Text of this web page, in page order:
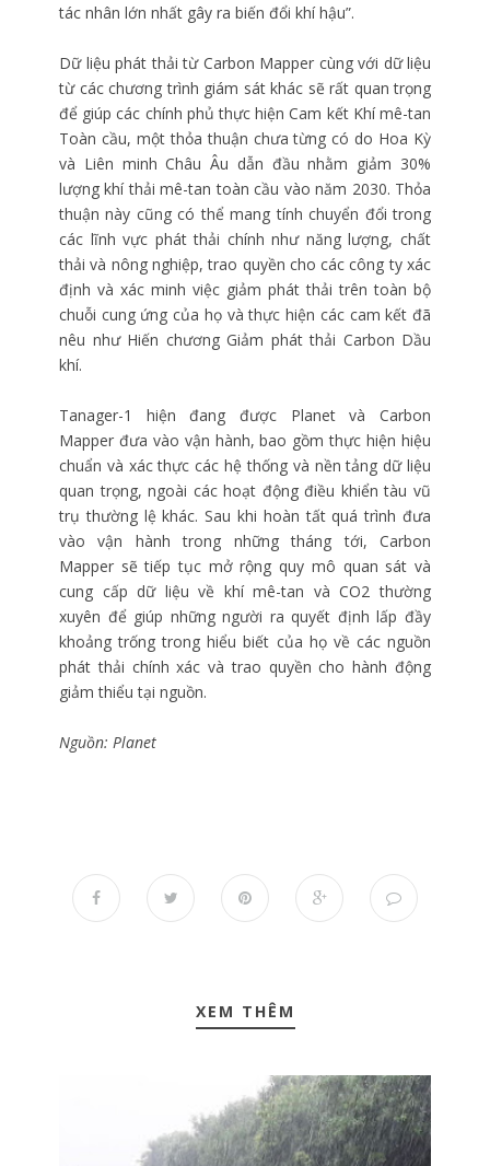
tác nhân lớn nhất gây ra biến đổi khí hậu”.
Dữ liệu phát thải từ Carbon Mapper cùng với dữ liệu
từ các chương trình giám sát khác sẽ rất quan trọng
để giúp các chính phủ thực hiện Cam kết Khí mê-tan
Toàn cầu, một thỏa thuận chưa từng có do Hoa Kỳ
và Liên minh Châu Âu dẫn đầu nhằm giảm 30%
lượng khí thải mê-tan toàn cầu vào năm 2030. Thỏa
thuận này cũng có thể mang tính chuyển đổi trong
các lĩnh vực phát thải chính như năng lượng, chất
thải và nông nghiệp, trao quyền cho các công ty xác
định và xác minh việc giảm phát thải trên toàn bộ
chuỗi cung ứng của họ và thực hiện các cam kết đã
nêu như Hiến chương Giảm phát thải Carbon Dầu
khí.
Tanager-1 hiện đang được Planet và Carbon
Mapper đưa vào vận hành, bao gồm thực hiện hiệu
chuẩn và xác thực các hệ thống và nền tảng dữ liệu
quan trọng, ngoài các hoạt động điều khiển tàu vũ
trụ thường lệ khác. Sau khi hoàn tất quá trình đưa
vào vận hành trong những tháng tới, Carbon
Mapper sẽ tiếp tục mở rộng quy mô quan sát và
cung cấp dữ liệu về khí mê-tan và CO2 thường
xuyên để giúp những người ra quyết định lấp đầy
khoảng trống trong hiểu biết của họ về các nguồn
phát thải chính xác và trao quyền cho hành động
giảm thiểu tại nguồn.
Nguồn: Planet
XEM THÊM